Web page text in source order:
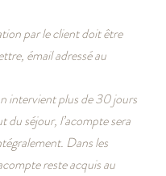
par le client doit être
émail adressé au
intervient plus de 30 jours
du séjour, l’acompte sera
Dans les
reste acquis au